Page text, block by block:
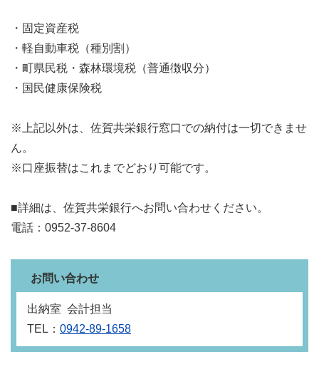
・固定資産税
・軽自動車税（種別割）
・町県民税・森林環境税（普通徴収分）
・国民健康保険税
※上記以外は、佐賀共栄銀行窓口での納付は一切できませ
ん。
※口座振替はこれまでどおり可能です。
■詳細は、佐賀共栄銀行へお問い合わせください。
電話：0952-37-8604
お問い合わせ
出納室 会計担当
TEL： 0942-89-1658